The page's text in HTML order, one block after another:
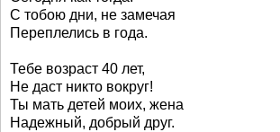
С тобою дни, не замечая
Переплелись в года.
Тебе возраст 40 лет,
Не даст никто вокруг!
Ты мать детей моих, жена
Надежный, добрый друг.